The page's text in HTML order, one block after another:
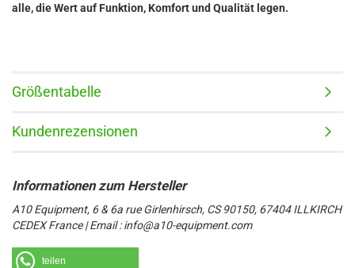
alle, die Wert auf Funktion, Komfort und Qualität legen.
Größentabelle
Kundenrezensionen
A10 Equipment, 6 & 6a rue Girlenhirsch, CS 90150, 67404 ILLKIRCH
CEDEX France | Email : info@a10-equipment.com
teilen